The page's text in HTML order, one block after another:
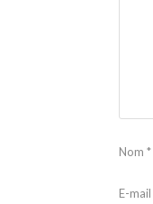
Nom *
E-mail